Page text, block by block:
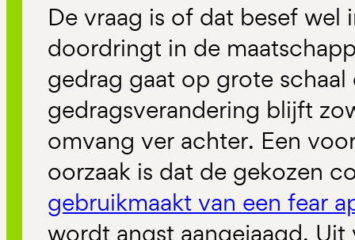
De vraag is of dat besef wel
doordringt in de
gedrag gaat op grote
gedragsverandering blijft
omvang ver achter. Een
oorzaak is dat de gekozen
gebruikmaakt van een fear
wordt angst aangejaagd. Uit